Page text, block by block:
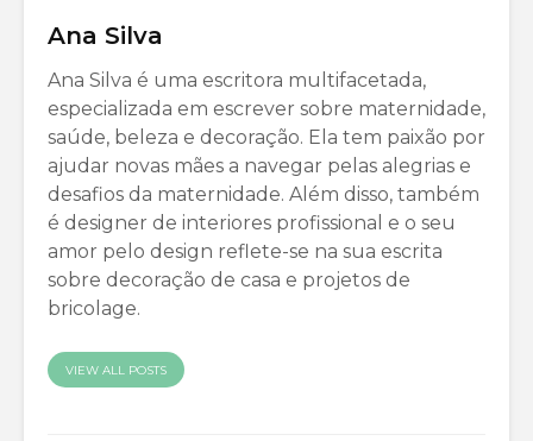
Ana Silva
Ana Silva é uma escritora multifacetada,
especializada em escrever sobre maternidade,
saúde, beleza e decoração. Ela tem paixão por
ajudar novas mães a navegar pelas alegrias e
desafios da maternidade. Além disso, também
é designer de interiores profissional e o seu
amor pelo design reflete-se na sua escrita
sobre decoração de casa e projetos de
bricolage.
VIEW ALL POSTS